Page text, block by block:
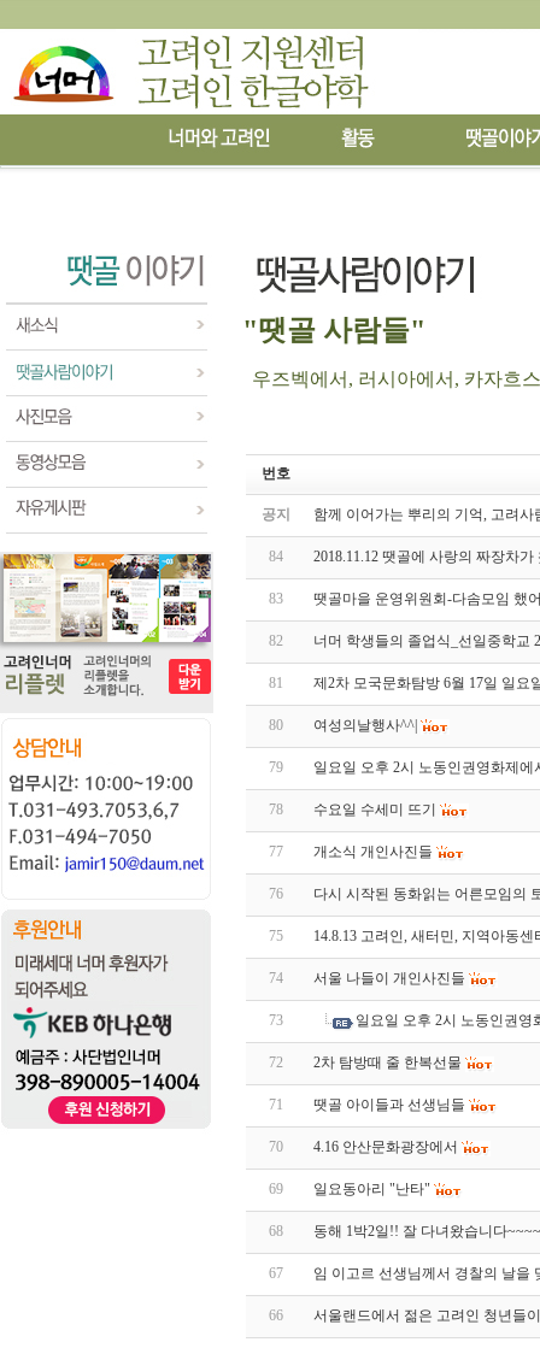
"땟골 사람들"
우즈벡에서, 러시아에서, 카자흐스
번호
공지 함께 이어가는 뿌리의 기억, 고려사
84 2018.11.12 땟골에 사랑의 짜장차
83 땟골마을 운영위원회-다솜모임 했
82 너머 학생들의 졸업식_선일중학교
81 제2차 모국문화탐방 6월 17일 일요
80 여성의날행사^^|
79 일요일 오후 2시 노동인권영화제
78 수요일 수세미 뜨기
77 개소식 개인사진들
76 다시 시작된 동화읽는 어른모임의
75 14.8.13 고려인, 새터민, 지역아동
74 서울 나들이 개인사진들
73 일요일 오후 2시 노동인권
72 2차 탐방때 줄 한복선물
71 땟골 아이들과 선생님들
70 4.16 안산문화광장에서
69 일요동아리 "난타"
68 동해 1박2일!! 잘 다녀왔습니다
67 임 이고르 선생님께서 경찰의 날을
66 서울랜드에서 젊은 고려인 청년들